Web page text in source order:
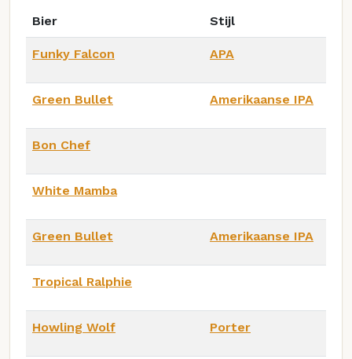
Bier Stijl
Funky Falcon APA
Green Bullet Amerikaanse IPA
Bon Chef
White Mamba
Green Bullet Amerikaanse IPA
Tropical Ralphie
Howling Wolf Porter